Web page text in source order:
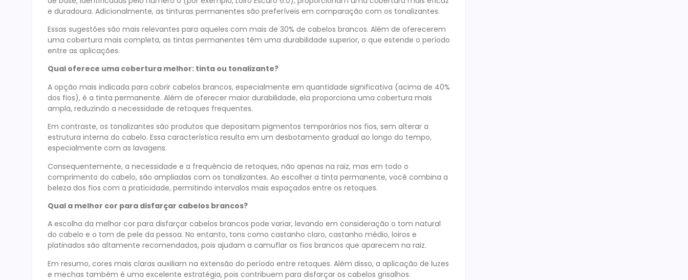
e duradoura. Adicionalmente, as tinturas permanentes são preferíveis em comparação com os tonalizantes.
Essas sugestões são mais relevantes para aqueles com mais de 30% de cabelos brancos. Além de oferecerem
uma cobertura mais completa, as tintas permanentes têm uma durabilidade superior, o que estende o período
entre as aplicações.
Qual oferece uma cobertura melhor: tinta ou tonalizante?
A opção mais indicada para cobrir cabelos brancos, especialmente em quantidade significativa (acima de 40%
dos fios), é a tinta permanente. Além de oferecer maior durabilidade, ela proporciona uma cobertura mais
ampla, reduzindo a necessidade de retoques frequentes.
Em contraste, os tonalizantes são produtos que depositam pigmentos temporários nos fios, sem alterar a
estrutura interna do cabelo. Essa característica resulta em um desbotamento gradual ao longo do tempo,
especialmente com as lavagens.
Consequentemente, a necessidade e a frequência de retoques, não apenas na raiz, mas em todo o
comprimento do cabelo, são ampliadas com os tonalizantes. Ao escolher a tinta permanente, você combina a
beleza dos fios com a praticidade, permitindo intervalos mais espaçados entre os retoques.
Qual a melhor cor para disfarçar cabelos brancos?
A escolha da melhor cor para disfarçar cabelos brancos pode variar, levando em consideração o tom natural
do cabelo e o tom de pele da pessoa. No entanto, tons como castanho claro, castanho médio, loiros e
platinados são altamente recomendados, pois ajudam a camuflar os fios brancos que aparecem na raiz.
Em resumo, cores mais claras auxiliam na extensão do período entre retoques. Além disso, a aplicação de luzes
e mechas também é uma excelente estratégia, pois contribuem para disfarçar os cabelos grisalhos.